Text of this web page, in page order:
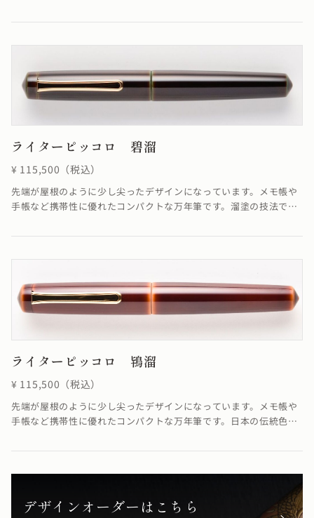
≪自然素材の漆を使用しているため、仕上がりの色合いが若干異な
ライターピッコロ 碧溜
¥ 115,500（税込）
先端が屋根のように少し尖ったデザインになっています。メモ帳や
手帳など携帯性に優れたコンパクトな万年筆です。溜塗の技法で
仕上がりの色合いが若干異なる場合がございます≫
ライターピッコロ 鴇溜
¥ 115,500（税込）
先端が屋根のように少し尖ったデザインになっています。メモ帳や
手帳など携帯性に優れたコンパクトな万年筆です。日本の伝統色で
し、柔らかさを感じる仕上がりになっています。鴇溜の「溜塗り」
デザインオーダーはこちら